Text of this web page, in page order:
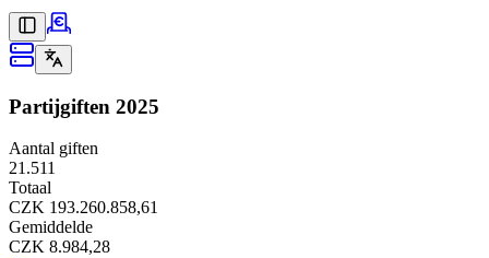
Partijgiften 2025
Aantal giften
21.511
Totaal
CZK 193.260.858,61
Gemiddelde
CZK 8.984,28